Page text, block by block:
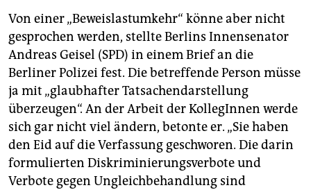
Von einer „Beweislastumkehr“ könne aber nicht
gesprochen werden, stellte Berlins Innensenator
Andreas Geisel (SPD) in einem Brief an die
Berliner Polizei fest. Die betreffende Person müsse
ja mit „glaubhafter Tatsachendarstellung
überzeugen“. An der Arbeit der KollegInnen werde
sich gar nicht viel ändern, betonte er. „Sie haben
den Eid auf die Verfassung geschworen. Die darin
formulierten Diskriminierungsverbote und
Verbote gegen Ungleichbehandlung sind